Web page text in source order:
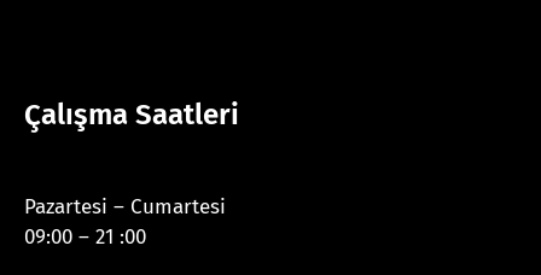
Çalışma Saatleri
Pazartesi – Cumartesi
09:00 – 21 :00